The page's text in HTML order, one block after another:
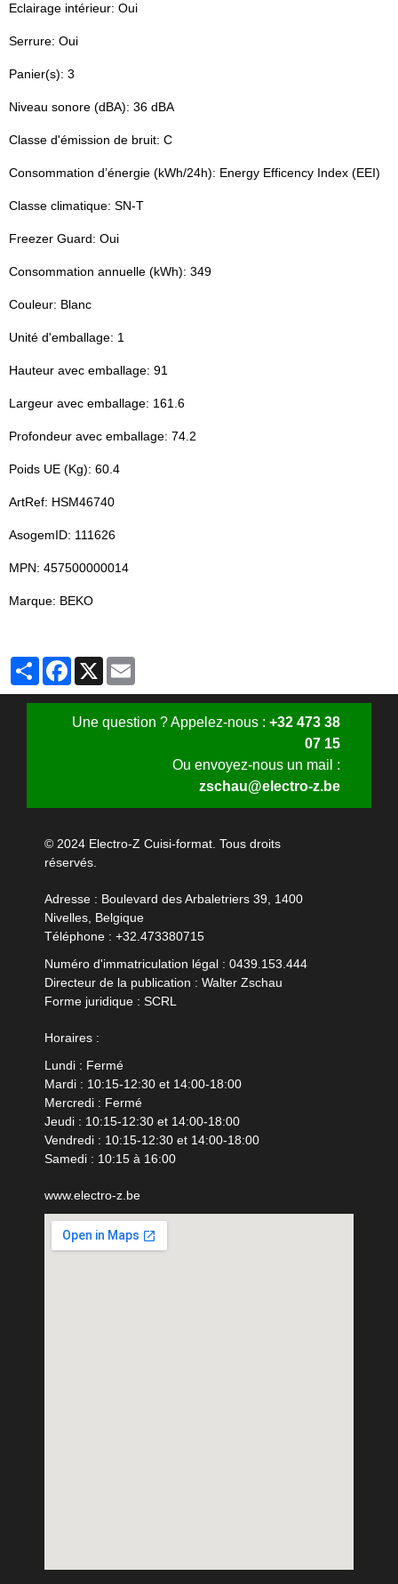
Eclairage intérieur: Oui
Serrure: Oui
Panier(s): 3
Niveau sonore (dBA): 36 dBA
Classe d'émission de bruit: C
Consommation d’énergie (kWh/24h): Energy Efficency Index (EEI)
Classe climatique: SN-T
Freezer Guard: Oui
Consommation annuelle (kWh): 349
Couleur: Blanc
Unité d'emballage: 1
Hauteur avec emballage: 91
Largeur avec emballage: 161.6
Profondeur avec emballage: 74.2
Poids UE (Kg): 60.4
ArtRef: HSM46740
AsogemID: 111626
MPN: 457500000014
Marque: BEKO
PartagerFacebook
X
Une question ? Appelez-nous : +32 473 38
07 15
Ou envoyez-nous un mail :
zschau@electro-z.be
© 2024 Electro-Z Cuisi-format. Tous droits
réservés.
Adresse : Boulevard des Arbaletriers 39, 1400
Nivelles, Belgique
Téléphone : +32.473380715
Numéro d'immatriculation légal : 0439.153.444
Directeur de la publication : Walter Zschau
Forme juridique : SCRL
Horaires :
Lundi : Fermé
Mardi : 10:15-12:30 et 14:00-18:00
Mercredi : Fermé
Jeudi : 10:15-12:30 et 14:00-18:00
Vendredi : 10:15-12:30 et 14:00-18:00
Samedi : 10:15 à 16:00
www.electro-z.be